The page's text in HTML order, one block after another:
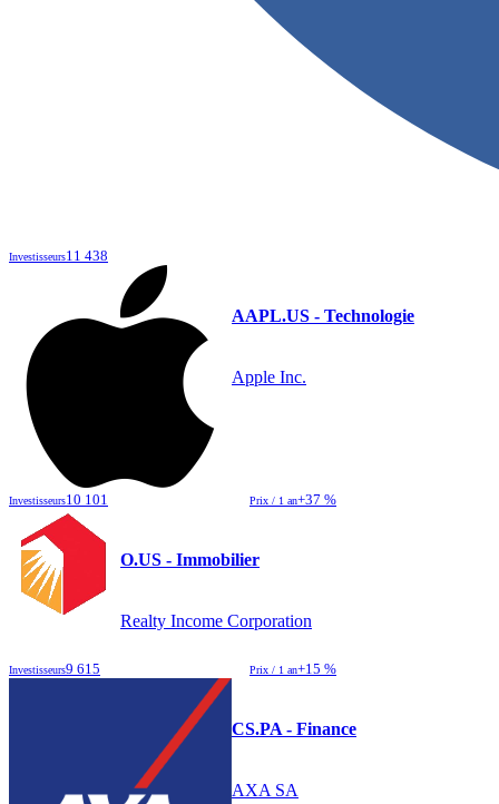
Investisseurs11 438
AAPL.US - Technologie
Apple Inc.
Investisseurs10 101 Prix / 1 an+37 %
O.US - Immobilier
Realty Income Corporation
Investisseurs9 615 Prix / 1 an+15 %
CS.PA - Finance
AXA SA